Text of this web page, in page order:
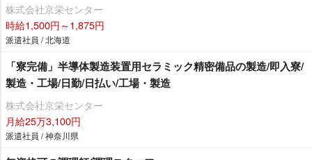
株式会社京栄センター
時給1,500円～1,875円
派遣社員 / 北海道
「寮完備」半導体製造装置用セラミック精密備品の製造/即入寮/
製造・工場/日勤/日払い/工場・製造
株式会社京栄センター
月給25万3,100円
派遣社員 / 神奈川県